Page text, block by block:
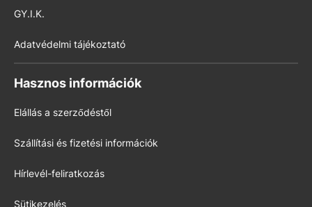
GY.I.K.
Adatvédelmi tájékoztató
Hasznos információk
Elállás a szerződéstől
Szállítási és fizetési információk
Hírlevél-feliratkozás
Sütikezelés